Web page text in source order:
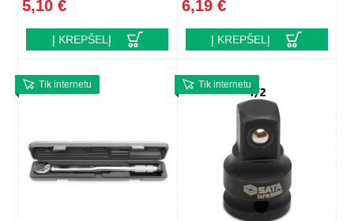
5,10 €
Į KREPŠELĮ
6,19 €
Į KREPŠELĮ
Tik internetu Tik internetu